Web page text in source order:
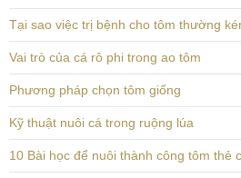
Tại sao việc trị bệnh cho tôm thường
Vai trò của cá rô phi trong ao tôm
Phương pháp chọn tôm giống
Kỹ thuật nuôi cá trong ruộng lúa
10 Bài học để nuôi thành công tôm thẻ